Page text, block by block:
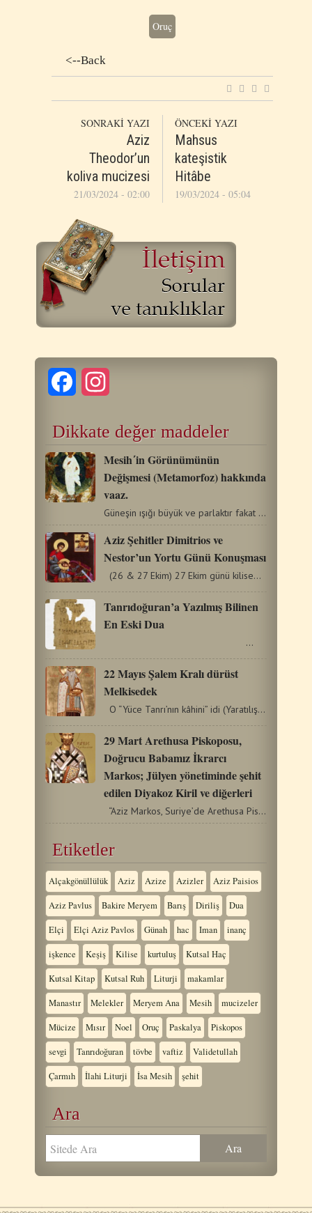
Oruç
<--Back
SONRAKİ YAZI
Aziz
Theodor’un
koliva mucizesi
21/03/2024 - 02:00
ÖNCEKİ YAZI
Mahsus
kateşistik
Hitâbe
19/03/2024 - 05:04
Facebook
Dikkate değer maddeler
Mesih΄in Görünümünün
Değişmesi (Metamorfoz) hakkında
vaaz.
Güneşin ışığı büyük ve parlaktır fakat İsa Efendimiz’in…
Aziz Şehitler Dimitrios ve
Nestor’un Yortu Günü Konuşması
(26 & 27 Ekim) 27 Ekim günü kilisemiz Selanikli şehit…
Tanrıdoğuran’a Yazılmış Bilinen
En Eski Dua
…
22 Mayıs Şalem Kralı dürüst
Melkisedek
O “Yüce Tanrı’nın kâhini” idi (Yaratılış…
29 Mart Arethusa Piskoposu,
Doğrucu Babamız İkrarcı
Markos; Jülyen yönetiminde şehit
edilen Diyakoz Kiril ve diğerleri
“Aziz Markos, Suriye’de Arethusa Piskoposuydu. Aziz…
Etiketler
Alçakgönüllülük Aziz Azize Azizler Aziz Paisios
Aziz Pavlus Bakire Meryem Barış Diriliş Dua
Elçi Elçi Aziz Pavlos Günah hac Iman inanç
işkence Keşiş Kilise kurtuluş Kutsal Haç
Kutsal Kitap Kutsal Ruh Liturji makamlar
Manastır Melekler Meryem Ana Mesih mucizeler
Mücize Mısır Noel Oruç Paskalya Piskopos
sevgi Tanrıdoğuran tövbe vaftiz Validetullah
Çarmıh İlahi Liturji İsa Mesih şehit
Ara